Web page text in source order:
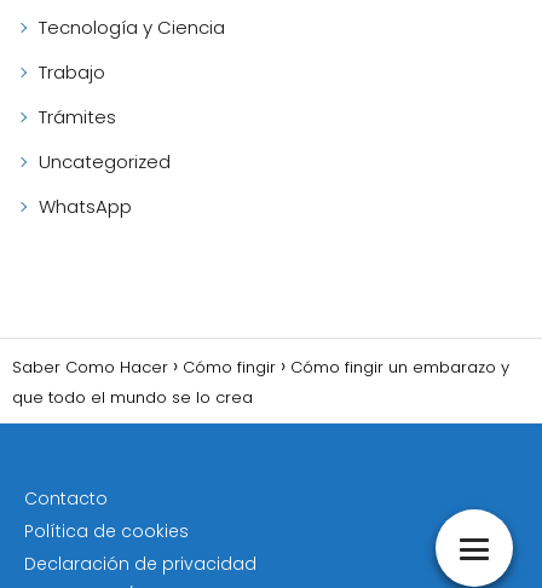
Tecnología y Ciencia
Trabajo
Trámites
Uncategorized
WhatsApp
Saber Como Hacer Cómo fingir
Cómo fingir un embarazo y
que todo el mundo se lo crea
Contacto
Política de cookies
Declaración de privacidad